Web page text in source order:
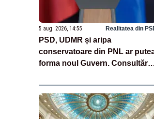
5 aug. 2026, 14:55 Realitatea din
PSD, UDMR și aripa
conservatoare din PNL ar
forma noul Guvern. Consultări
săptămâna viitoare - SURSE